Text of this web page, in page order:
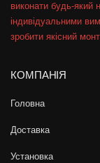
виконати будь-який
індивідуальними
зробити якісний
КОМПАНІЯ
Головна
Доставка
Установка